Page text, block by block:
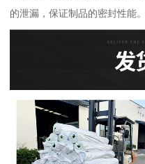
的泄漏，保证制品的密封性能。